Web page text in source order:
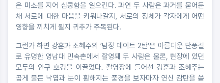
은 미소를 지어 심쿵함을 일으킨다. 과연 두 사람은 과거를 묻어둔
채 서로에 대한 마음을 키워나갈지, 서로의 정체가 각자에게 어떤
영향을 끼치게 될지 귀추가 주목된다.
그런가 하면 강훈과 조혜주의 ‘남장 데이트 2탄’은 아름다운 단풍길
로 유명한 영남대 민속촌에서 촬영돼 두 사람은 물론, 현장에 있던
모두의 안구 호강을 이끌었다. 촬영장에 들어선 강훈과 조혜주는
곱게 물든 낙엽과 눈이 훤해지는 풍경을 보자마자 연신 감탄을 쏟